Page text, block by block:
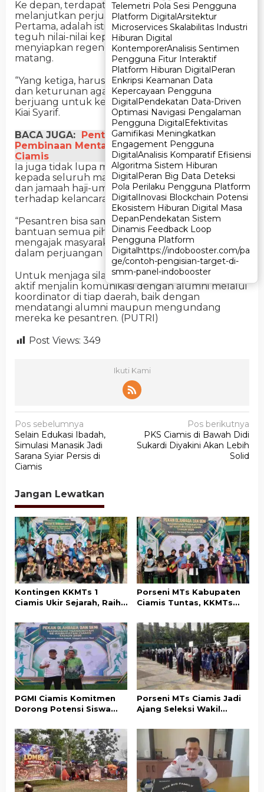
Telemetri Pola Sesi Pengguna
Platform DigitalArsitektur
Microservices Skalabilitas Industri
Hiburan Digital
KontemporerAnalisis Sentimen
Pengguna Fitur Interaktif
Platform Hiburan DigitalPeran
Enkripsi Keamanan Data
Kepercayaan Pengguna
DigitalPendekatan Data-Driven
Optimasi Navigasi Pengalaman
Pengguna DigitalEfektivitas
Gamifikasi Meningkatkan
Engagement Pengguna
DigitalAnalisis Komparatif Efisiensi
Algoritma Sistem Hiburan
DigitalPeran Big Data Deteksi
Pola Perilaku Pengguna Platform
DigitalInovasi Blockchain Potensi
Ekosistem Hiburan Digital Masa
DepanPendekatan Sistem
Dinamis Feedback Loop
Pengguna Platform
Digitalhttps://indobooster.com/pa
ge/contoh-pengisian-target-di-
smm-panel-indobooster
Telemetri Pola Sesi Pengguna
Platform DigitalArsitektur
Microservices Skalabilitas Industri
Hiburan Digital
KontemporerAnalisis Sentimen
Pengguna Fitur Interaktif
Platform Hiburan DigitalPeran
Enkripsi Keamanan Data
Kepercayaan Pengguna
DigitalPendekatan Data-Driven
Optimasi Navigasi Pengalaman
Pengguna DigitalEfektivitas
Gamifikasi Meningkatkan
Engagement Pengguna
DigitalAnalisis Komparatif Efisiensi
Algoritma Sistem Hiburan
DigitalPeran Big Data Deteksi
Pola Perilaku Pengguna Platform
DigitalInovasi Blockchain Potensi
Ekosistem Hiburan Digital Masa
DepanPendekatan Sistem
Dinamis Feedback Loop
Pengguna Platform
Digitalhttps://indobooster.com/pa
ge/contoh-pengisian-target-di-
smm-panel-indobooster
Ke depan, terdapat tiga harapan besar untuk
melanjutkan perjuangan Ponpes Al Hasan.
Pertama, adalah istiqomah dalam memegang
teguh nilai-nilai kepesantrenan. Kedua,
menyiapkan regenerasi dan pengkaderan yang
matang.
“Yang ketiga, harus ada doktrin kepada keluarga
dan keturunan agar tetap merasa memiliki dan
berjuang untuk kelangsungan pesantren,” tutur
Kiai Syarif.
BACA JUGA: Pentas PAI Jadi Ajang
Pembinaan Mental dan Karakter Pelajar di
Ciamis
Ia juga tidak lupa mengucapkan terima kasih
kepada seluruh masyarakat sekitar, para donatur,
dan jamaah haji-umroh yang telah berkontribusi
terhadap kelancaran pesantren.
“Pesantren bisa sampai seperti ini tidak lepas dari
bantuan semua pihak. Kami tidak akan berhenti
mengajak masyarakat untuk ikut ambil bagian
dalam perjuangan pesantren,” kata dia.
Untuk menjaga silaturahmi, Ponpes Al Hasan
aktif menjalin komunikasi dengan alumni melalui
koordinator di tiap daerah, baik dengan
mendatangi alumni maupun mengundang
mereka ke pesantren. (PUTRI)
Post Views: 349
Ikuti Kami
N
a
v
i
g
a
s
i
p
o
s
Pos sebelumnya
Selain Edukasi Ibadah,
Simulasi Manasik Jadi
Sarana Syiar Persis di
Ciamis
Pos berikutnya
PKS Ciamis di Bawah Didi
Sukardi Diyakini Akan Lebih
Solid
Jangan Lewatkan
Kontingen KKMTs 1
Ciamis Ukir Sejarah, Raih
Kabupaten Ciamis
Porseni MTs Kabupaten
Ciamis Tuntas, KKMTs
di Jabar
PGMI Ciamis Komitmen
Dorong Potensi Siswa
Olahraga dan Seni
Porseni MTs Ciamis Jadi
Ajang Seleksi Wakil
Jawa Barat